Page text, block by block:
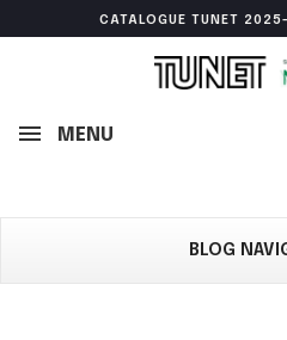
CATALOGUE TUNET
MENU
BLOG